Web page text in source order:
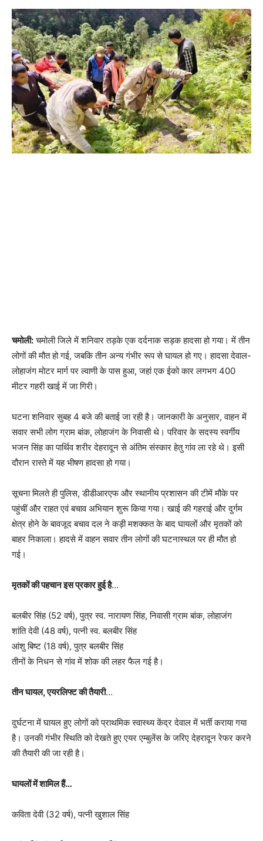
चमोली:चमोली जिले में शनिवार तड़के एक दर्दनाक सड़क हादसा हो गया। में तीन
लोगों की मौत हो गई, जबकि तीन अन्य गंभीर रूप से घायल हो गए। हादसा देवाल-
लोहाजंग मोटर मार्ग पर ल्वाणी के पास हुआ, जहां एक ईको कार लगभग 400
मीटर गहरी खाई में जा गिरी।
घटना शनिवार सुबह 4 बजे की बताई जा रही है। जानकारी के अनुसार, वाहन में
सवार सभी लोग ग्राम बांक, लोहाजंग के निवासी थे। परिवार के सदस्य स्वर्गीय
भजन सिंह का पार्थिव शरीर देहरादून से अंतिम संस्कार हेतु गांव ला रहे थे। इसी
दौरान रास्ते में यह भीषण हादसा हो गया।
सूचना मिलते ही पुलिस, डीडीआरएफ और स्थानीय प्रशासन की टीमें मौके पर
पहुंचीं और राहत एवं बचाव अभियान शुरू किया गया। खाई की गहराई और दुर्गम
क्षेत्र होने के बावजूद बचाव दल ने कड़ी मशक्कत के बाद घायलों और मृतकों को
बाहर निकाला। हादसे में वाहन सवार तीन लोगों की घटनास्थल पर ही मौत हो
गई।
मृतकों की पहचान इस प्रकार हुई है…
बलबीर सिंह (52 वर्ष), पुत्र स्व. नारायण सिंह, निवासी ग्राम बांक, लोहाजंग
शांति देवी (48 वर्ष), पत्नी स्व. बलबीर सिंह
आंशु बिष्ट (18 वर्ष), पुत्र बलबीर सिंह
तीनों के निधन से गांव में शोक की लहर फैल गई है।
तीन घायल, एयरलिफ्ट की तैयारी…
दुर्घटना में घायल हुए लोगों को प्राथमिक स्वास्थ्य केंद्र देवाल में भर्ती कराया गया
है। उनकी गंभीर स्थिति को देखते हुए एयर एम्बुलेंस के जरिए देहरादून रेफर करने
की तैयारी की जा रही है।
घायलों में शामिल हैं…
कविता देवी (32 वर्ष), पत्नी खुशाल सिंह